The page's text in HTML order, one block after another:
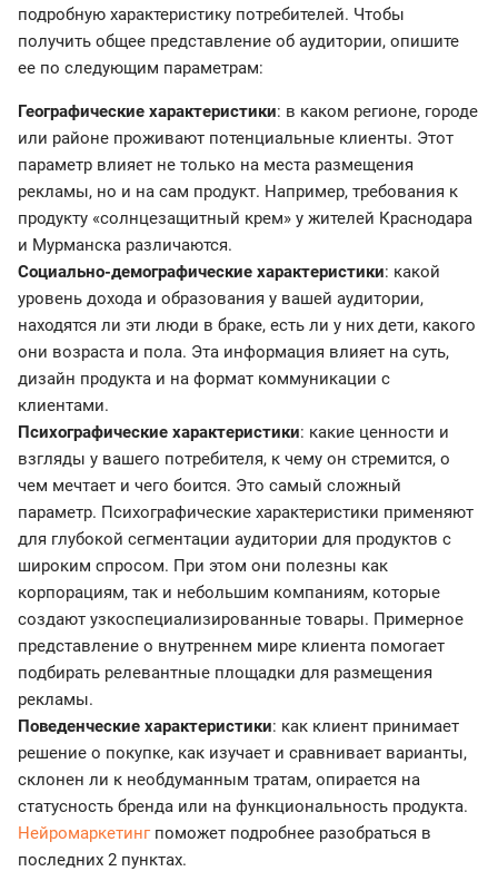
подробную характеристику потребителей. Чтобы
получить общее представление об аудитории, опишите
ее по следующим параметрам:
Географические характеристики: в каком регионе, городе
или районе проживают потенциальные клиенты. Этот
параметр влияет не только на места размещения
рекламы, но и на сам продукт. Например, требования к
продукту «солнцезащитный крем» у жителей Краснодара
и Мурманска различаются.
Социально-демографические характеристики: какой
уровень дохода и образования у вашей аудитории,
находятся ли эти люди в браке, есть ли у них дети, какого
они возраста и пола. Эта информация влияет на суть,
дизайн продукта и на формат коммуникации с
клиентами.
Психографические характеристики: какие ценности и
взгляды у вашего потребителя, к чему он стремится, о
чем мечтает и чего боится. Это самый сложный
параметр. Психографические характеристики применяют
для глубокой сегментации аудитории для продуктов с
широким спросом. При этом они полезны как
корпорациям, так и небольшим компаниям, которые
создают узкоспециализированные товары. Примерное
представление о внутреннем мире клиента помогает
подбирать релевантные площадки для размещения
рекламы.
Поведенческие характеристики: как клиент принимает
решение о покупке, как изучает и сравнивает варианты,
склонен ли к необдуманным тратам, опирается на
статусность бренда или на функциональность продукта.
Нейромаркетингпоможет подробнее разобраться в
последних 2 пунктах.